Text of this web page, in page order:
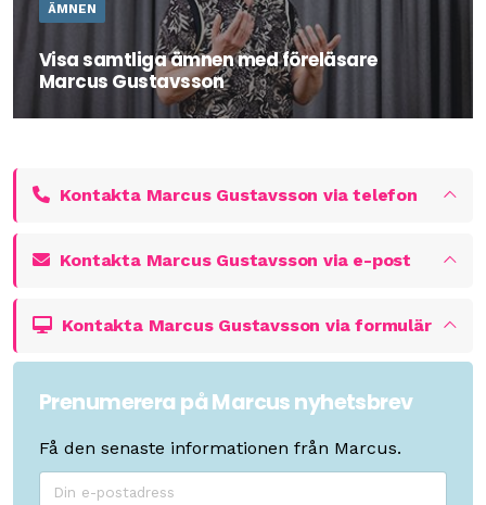
ÄMNEN
Visa samtliga ämnen med föreläsare
Marcus Gustavsson
Marcus är en erfaren och uppskattad utbildare och
Kontakta Marcus Gustavsson via telefon
Kontakta Marcus Gustavsson via e-post
Kontakta Marcus Gustavsson via formulär
Prenumerera på Marcus nyhetsbrev
Få den senaste informationen från Marcus.